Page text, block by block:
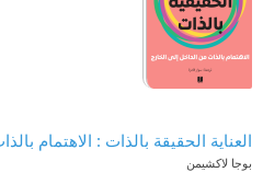
بوجا لاكشيمن